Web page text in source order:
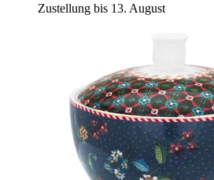
Zustellung bis 13. August